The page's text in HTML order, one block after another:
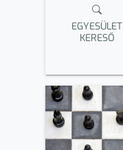
EGYESÜLET
KERESŐ